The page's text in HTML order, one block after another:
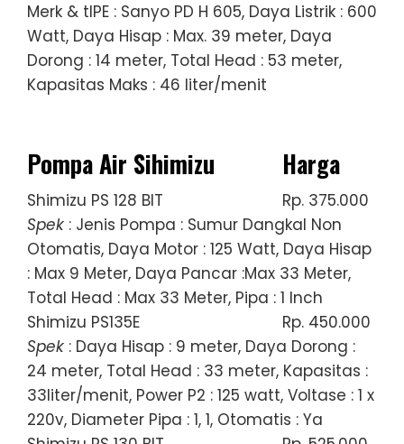
Merk & tIPE : Sanyo PD H 605, Daya Listrik : 600
Watt, Daya Hisap : Max. 39 meter, Daya
Dorong : 14 meter, Total Head : 53 meter,
Kapasitas Maks : 46 liter/menit
Pompa Air Sihimizu Harga
Shimizu PS 128 BIT
Rp. 375.000
Spek : Jenis Pompa : Sumur Dangkal Non
Otomatis, Daya Motor : 125 Watt, Daya Hisap
: Max 9 Meter, Daya Pancar :Max 33 Meter,
Total Head : Max 33 Meter, Pipa : 1 Inch
Shimizu PS135E
Rp. 450.000
Spek : Daya Hisap : 9 meter, Daya Dorong :
24 meter, Total Head : 33 meter, Kapasitas :
33liter/menit, Power P2 : 125 watt, Voltase : 1 x
220v, Diameter Pipa : 1, 1, Otomatis : Ya